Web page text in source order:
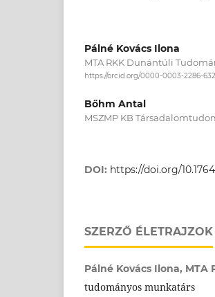
Pálné Kovács Ilona
MTA RKK Dunántúli
https://orcid.org/0000-0003-2286-
Bőhm Antal
MSZMP KB
DOI: https://doi.org/
SZERZŐ ÉLETRAJZOK
Pálné Kovács Ilona, MTA
tudományos munkatárs